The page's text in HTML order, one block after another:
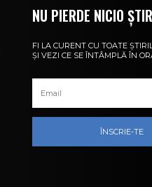
NU PIERDE NICIO
FI LA CURENT CU TOATE
ȘI VEZI CE SE ÎNTÂMPLĂ ÎN
ÎNSCRIE-TE